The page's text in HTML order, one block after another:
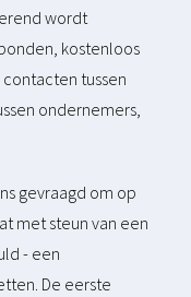
wordt
kostenloos
contacten tussen
ondernemers,
gevraagd om op
met steun van een
- een
De eerste